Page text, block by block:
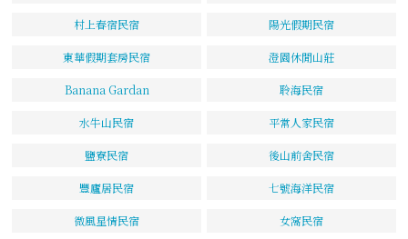
村上春宿民宿 陽光假期民宿
東華假期套房民宿 澄園休閒山莊
Banana Gardan 聆海民宿
水牛山民宿 平常人家民宿
鹽寮民宿 後山前舍民宿
豐廬居民宿 七號海洋民宿
微風星情民宿 女窩民宿